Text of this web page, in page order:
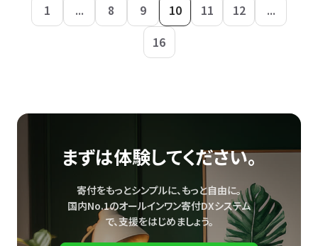
1 ... 8 9 10 11 12
...
16
まずは体験してください。
寄付をもっとシンプルに、もっと自由に。
国内No.1のオールインワン寄付DXシステム
で、支援をはじめましょう。